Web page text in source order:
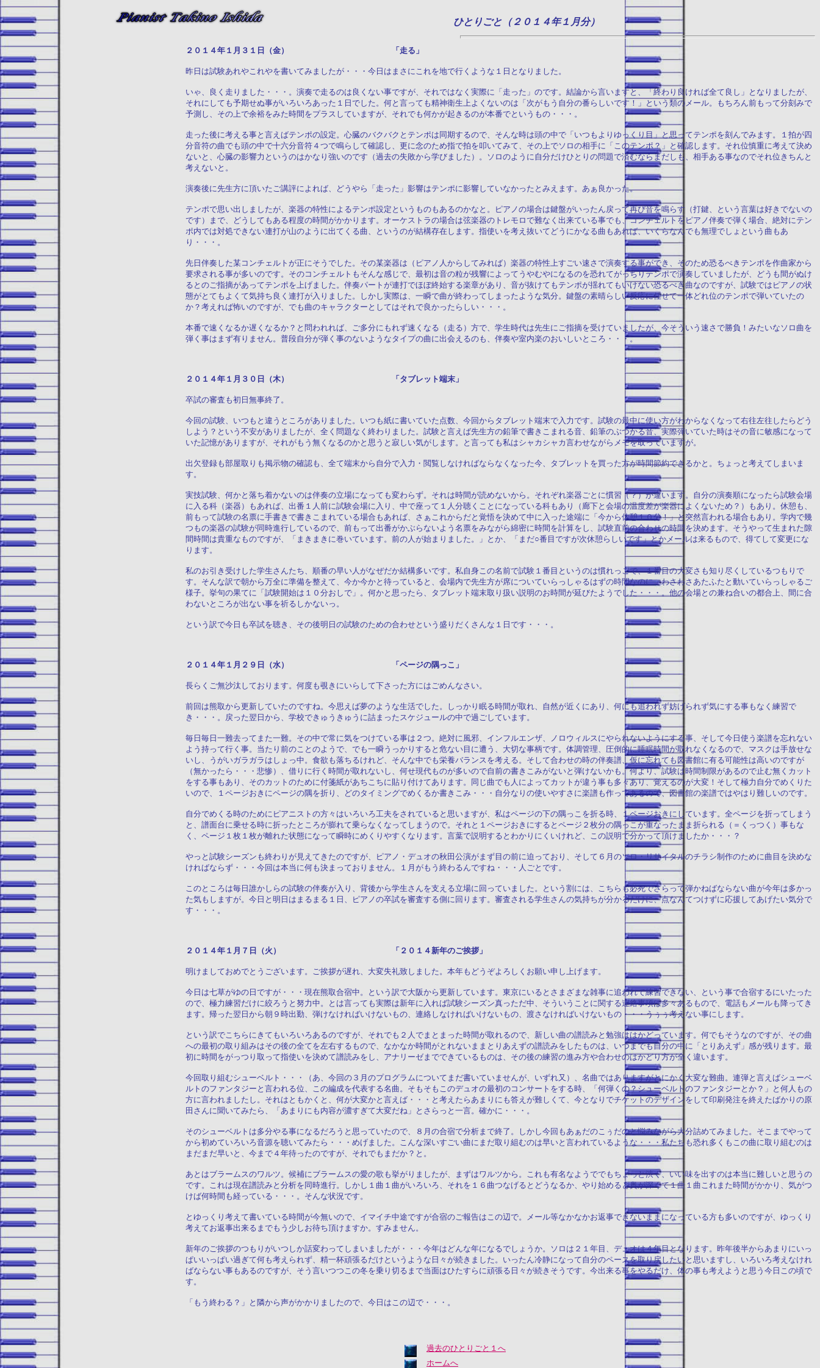
ひとりごと（２０１４年１月分）
２０１４年１月３１日（金） 「走る」
昨日は試験あれやこれやを書いてみましたが・・・今日はまさにこれを地で行くような１日となりました。
いゃ、良く走りました・・・。演奏で走るのは良くない事ですが、それではなく実際に「走った」のです。結論から言いますと、「終わり良ければ全て良し」となりましたが、
それにしても予期せぬ事がいろいろあった１日でした。何と言っても精神衛生上よくないのは「次がもう自分の番らしいです！」という類のメール。もちろん前もって分刻みで
予測し、その上で余裕をみた時間をプラスしていますが、それでも何かが起きるのが本番でというもの・・・。
走った後に考える事と言えばテンポの設定。心臓のバクバクとテンポは同期するので、そんな時は頭の中で「いつもよりゆっくり目」と思ってテンポを刻んでみます。１拍が四
分音符の曲でも頭の中で十六分音符４つで鳴らして確認し、更に念のため指で拍を叩いてみて、その上でソロの相手に「このテンポ？」と確認します。それ位慎重に考えて決め
ないと、心臓の影響力というのはかなり強いのです（過去の失敗から学びました）。ソロのように自分だけひとりの問題で済むならまだしも、相手ある事なのでそれ位きちんと
考えないと。
演奏後に先生方に頂いたご講評によれば、どうやら「走った」影響はテンポに影響していなかったとみえます。あぁ良かった。
テンポで思い出しましたが、楽器の特性によるテンポ設定というものもあるのかなと。ピアノの場合は鍵盤がいったん戻って再び音を鳴らす（打鍵、という言葉は好きでないの
です）まで、どうしてもある程度の時間がかかります。オーケストラの場合は弦楽器のトレモロで難なく出来ている事でも、コンチェルトをピアノ伴奏で弾く場合、絶対にテン
ポ内では対処できない連打が山のように出てくる曲、というのが結構存在します。指使いを考え抜いてどうにかなる曲もあれば、いくらなんでも無理でしょという曲もあ
り・・・。
先日伴奏した某コンチェルトが正にそうでした。その某楽器は（ピアノ人からしてみれば）楽器の特性上すごい速さで演奏する事ができ、そのため恐るべきテンポを作曲家から
要求される事が多いのです。そのコンチェルトもそんな感じで、最初は音の粒が残響によってうやむやになるのを恐れてがっちりテンポで演奏していましたが、どうも間がぬけ
るとのご指摘があってテンポを上げました。伴奏パートが連打でほぼ終始する楽章があり、音が抜けてもテンポが揺れてもいけない恐るべき曲なのですが、試験ではピアノの状
態がとてもよくて気持ち良く連打が入りました。しかし実際は、一瞬で曲が終わってしまったような気分。鍵盤の素晴らしい反応に任せて一体どれ位のテンポで弾いていたの
か？考えれば怖いのですが、でも曲のキャラクターとしてはそれで良かったらしい・・・。
本番で速くなるか遅くなるか？と問われれば、ご多分にもれず速くなる（走る）方で、学生時代は先生にご指摘を受けていましたが、今そういう速さで勝負！みたいなソロ曲を
弾く事はまず有りません。普段自分が弾く事のないようなタイプの曲に出会えるのも、伴奏や室内楽のおいしいところ・・・。
２０１４年１月３０日（木） 「タブレット端末」
卒試の審査も初日無事終了。
今回の試験、いつもと違うところがありました。いつも紙に書いていた点数、今回からタブレット端末で入力です。試験の最中に使い方がわからなくなって右往左往したらどう
しよう？という不安がありましたが、全く問題なく終わりました。試験と言えば先生方の鉛筆で書きこまれる音、鉛筆のぶつかる音、実際弾いていた時はその音に敏感になって
いた記憶がありますが、それがもう無くなるのかと思うと寂しい気がします。と言っても私はシャカシャカ言わせながらメモを取っていますが。
出欠登録も部屋取りも掲示物の確認も、全て端末から自分で入力・閲覧しなければならなくなった今、タブレットを買った方が時間節約できるかと。ちょっと考えてしまいま
す。
実技試験、何かと落ち着かないのは伴奏の立場になっても変わらず。それは時間が読めないから。それぞれ楽器ごとに慣習（？）が違います。自分の演奏順になったら試験会場
に入る科（楽器）もあれば、出番１人前に試験会場に入り、中で座って１人分聴くことになっている科もあり（廊下と会場の温度差が楽器によくないため？）もあり。休憩も、
前もって試験の名票に手書きで書きこまれている場合もあれば、さぁこれからだと覚悟を決めて中に入った途端に「今から休憩１０分！」と突然言われる場合もあり。学内で幾
つもの楽器の試験が同時進行しているので、前もって出番がかぶらないよう名票をみながら綿密に時間を計算をし、試験直前の合わせの時間を決めます。そうやって生まれた隙
間時間は貴重なものですが、「まきまきに巻いています。前の人が始まりました。」とか、「まだ○番目ですが次休憩らしいです」とかメールは来るもので、得てして変更にな
ります。
私のお引き受けした学生さんたち、順番の早い人がなぜだか結構多いです。私自身この名前で試験１番目というのは慣れっこで、１番目の大変さも知り尽くしているつもりで
す。そんな訳で朝から万全に準備を整えて、今か今かと待っていると、会場内で先生方が席についていらっしゃるはずの時間なのに、わさわさあたふたと動いていらっしゃるご
様子。挙句の果てに「試験開始は１０分おしで」。何かと思ったら、タブレット端末取り扱い説明のお時間が延びたようでした・・・。他の会場との兼ね合いの都合上、間に合
わないところが出ない事を祈るしかないっ。
という訳で今日も卒試を聴き、その後明日の試験のための合わせという盛りだくさんな１日です・・・。
２０１４年１月２９日（水） 「ページの隅っこ」
長らくご無沙汰しております。何度も覗きにいらして下さった方にはごめんなさい。
前回は熊取から更新していたのですね。今思えば夢のような生活でした。しっかり眠る時間が取れ、自然が近くにあり、何にも追われず妨げられず気にする事もなく練習で
き・・・。戻った翌日から、学校できゅうきゅうに詰まったスケジュールの中で過ごしています。
毎日毎日一難去ってまた一難。その中で常に気をつけている事は２つ。絶対に風邪、インフルエンザ、ノロウィルスにやられないようにする事、そして今日使う楽譜を忘れない
よう持って行く事。当たり前のことのようで、でも一瞬うっかりすると危ない目に遭う、大切な事柄です。体調管理、圧倒的に睡眠時間が取れなくなるので、マスクは手放せな
いし、うがいガラガラはしょっ中。食欲も落ちるけれど、そんな中でも栄養バランスを考える。そして合わせの時の伴奏譜、仮に忘れても図書館に有る可能性は高いのですが
（無かったら・・・悲惨）、借りに行く時間が取れないし、何せ現代ものが多いので自前の書きこみがないと弾けないかも。何より、試験は時間制限があるので止む無くカット
をする事もあり、そのカットのために付箋紙があちこちに貼り付けてあります。同じ曲でも人によってカットが違う事も多々あり、覚えるのが大変！そして極力自分でめくりた
いので、１ページおきにページの隅を折り、どのタイミングでめくるか書きこみ・・・自分なりの使いやすさに楽譜も作ってあるので、図書館の楽譜ではやはり難しいのです。
自分でめくる時のためにピアニストの方々はいろいろ工夫をされていると思いますが、私はページの下の隅っこを折る時、１ページおきにしています。全ページを折ってしまう
と、譜面台に乗せる時に折ったところが膨れて乗らなくなってしまうので。それと１ページおきにするとページ２枚分の隅っこが重なったまま折られる（＝くっつく）事もな
く、ページ１枚１枚が離れた状態になって瞬時にめくりやすくなります。言葉で説明するとわかりにくいけれど、この説明で分かって頂けましたか・・・？
やっと試験シーズンも終わりが見えてきたのですが、ピアノ・デュオの秋田公演がまず目の前に迫っており、そして６月のソロ・リサイタルのチラシ制作のために曲目を決めな
ければならず・・・今回は本当に何も決まっておりません。１月がもう終わるんですね・・・人ごとです。
このところは毎日誰かしらの試験の伴奏が入り、背後から学生さんを支える立場に回っていました。という割には、こちらも必死でさらって弾かねばならない曲が今年は多かっ
た気もしますが。今日と明日はまるまる１日、ピアノの卒試を審査する側に回ります。審査される学生さんの気持ちが分かるだけに、点なんてつけずに応援してあげたい気分で
す・・・。
２０１４年１月７日（火） 「２０１４新年のご挨拶」
明けましておめでとうございます。ご挨拶が遅れ、大変失礼致しました。本年もどうぞよろしくお願い申し上げます。
今日は七草がゆの日ですが・・・現在熊取合宿中。という訳で大阪から更新しています。東京にいるとさまざまな雑事に追われて練習できない、という事で合宿するにいたった
ので、極力練習だけに絞ろうと努力中。とは言っても実際は新年に入れば試験シーズン真っただ中、そういうことに関する連絡事項は多々あるもので、電話もメールも降ってき
ます。帰った翌日から朝９時出勤、弾けなければいけないもの、連絡しなければいけないもの、渡さなければいけないもの・・・うぅぅ考えない事にします。
という訳でこちらにきてもいろいろあるのですが、それでも２人でまとまった時間が取れるので、新しい曲の譜読みと勉強ははかどっています。何でもそうなのですが、その曲
への最初の取り組みはその後の全てを左右するもので、なかなか時間がとれないままとりあえずの譜読みをしたものは、いつまでも自分の中に「とりあえず」感が残ります。最
初に時間をがっつり取って指使いを決めて譜読みをし、アナリーゼまでできているものは、その後の練習の進み方や合わせのはかどり方が全く違います。
今回取り組むシューベルト・・・（あ、今回の３月のプログラムについてまだ書いていませんが、いずれ又）、名曲ではありますがとにかく大変な難曲。連弾と言えばシューベ
ルトのファンタジーと言われる位、この編成を代表する名曲。そもそもこのデュオの最初のコンサートをする時、「何弾くの？シューベルトのファンタジーとか？」と何人もの
方に言われましたし。それはともかくと、何が大変かと言えば・・・と考えたらあまりにも答えが難しくて、今となりでチケットのデザインをして印刷発注を終えたばかりの原
田さんに聞いてみたら、「あまりにも内容が濃すぎて大変だね」とさらっと一言。確かに・・・。
そのシューベルトは多分やる事になるだろうと思っていたので、８月の合宿で分析まで終了。しかし今回もあぁだのこぅだのと悩みながら大分詰めてみました。そこまでやって
から初めていろいろ音源を聴いてみたら・・・めげました。こんな深いすごい曲にまだ取り組むのは早いと言われているような・・・私たちも恐れ多くもこの曲に取り組むのは
まだまだ早いと、今まで４年待ったのですが、それでもまだか？と。
あとはブラームスのワルツ。候補にブラームスの愛の歌も挙がりましたが、まずはワルツから。これも有名なようででもちょっと渋く、いい味を出すのは本当に難しいと思うの
です。これは現在譜読みと分析を同時進行。しかし１曲１曲がいろいろ、それを１６曲つなげるとどうなるか、やり始めると奥が深くて１曲１曲これまた時間がかかり、気がつ
けば何時間も経っている・・・。そんな状況です。
とゆっくり考えて書いている時間が今無いので、イマイチ中途ですが合宿のご報告はこの辺で。メール等なかなかお返事できないままになっている方も多いのですが、ゆっくり
考えてお返事出来るまでもう少しお待ち頂けますか。すみません。
新年のご挨拶のつもりがいつしか話変わってしまいましたが・・・今年はどんな年になるでしょうか。ソロは２１年目、デュオは４年目となります。昨年後半からあまりにいっ
ぱいいっぱい過ぎて何も考えられず、精一杯頑張るだけというような日々が続きました。いったん冷静になって自分のペースを取り戻したいと思いますし、いろいろ考えなけれ
ばならない事もあるのですが、そう言いつつこの冬を乗り切るまで当面はひたすらに頑張る日々が続きそうです。今出来る事をやるだけ、体の事も考えようと思う今日この頃で
す。
「もう終わる？」と隣から声がかかりましたので、今日はこの辺で・・・。
過去のひとりごと１へ
ホームへ